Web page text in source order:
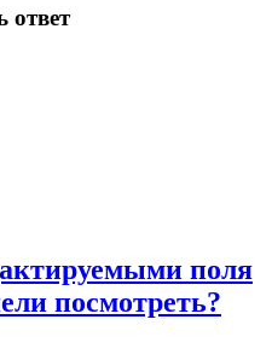
ответ
поля
посмотреть?